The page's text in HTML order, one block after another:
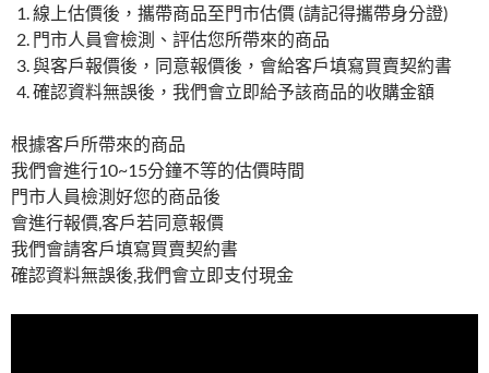
線上估價後，攜帶商品至門市估價 (請記得攜帶身分證)
門市人員會檢測、評估您所帶來的商品
與客戶報價後，同意報價後，會給客戶填寫買賣契約書
確認資料無誤後，我們會立即給予該商品的收購金額
根據客戶所帶來的商品
我們會進行10~15分鐘不等的估價時間
門市人員檢測好您的商品後
會進行報價,客戶若同意報價
我們會請客戶填寫買賣契約書
確認資料無誤後,我們會立即支付現金